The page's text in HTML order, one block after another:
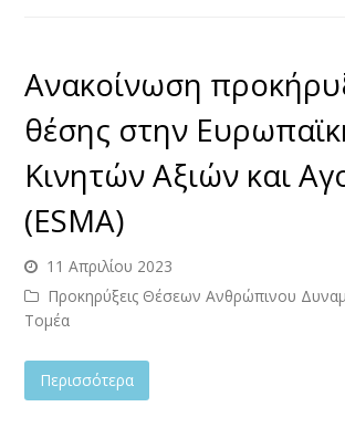
Ανακοίνωση
θέσης στην
Κινητών Αξιών και
(ESMA)
11 Απριλίου 2023
Προκηρύξεις Θέσεων Ανθρώπινου
Τομέα
Περισσότερα